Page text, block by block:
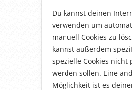
Du kannst deinen
verwenden um
manuell Cookies zu
kannst außerdem
spezielle Cookies nicht
werden sollen. Eine
Möglichkeit ist es